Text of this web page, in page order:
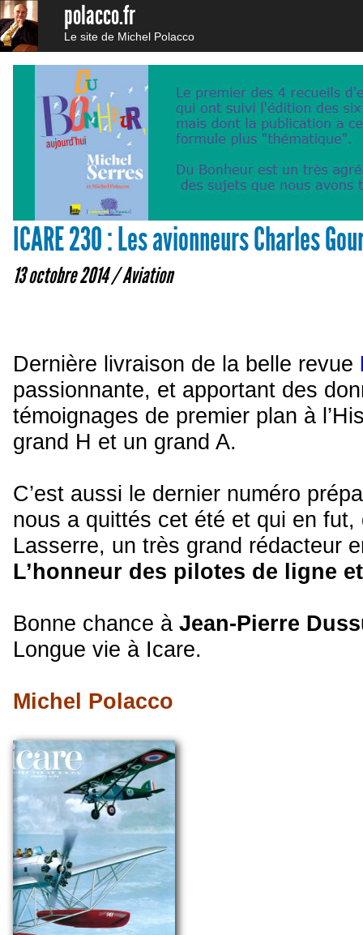
polacco.fr
Le site de Michel Polacco
ICARE 230 : Les avionneurs Charles
13 octobre 2014 /Aviation
Dernière livraison de la belle revue
passionnante, et apportant des
témoignages de premier plan à
grand H et un grand A.
C’est aussi le dernier numéro
nous a quittés cet été et qui en
Lasserre, un très grand rédacteur
L’honneur des pilotes de ligne
Bonne chance à Jean-Pierre
Longue vie à Icare.
Michel Polacco